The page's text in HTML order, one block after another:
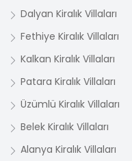
Dalyan Kiralık Villaları
Fethiye Kiralık Villaları
Kalkan Kiralık Villaları
Patara Kiralık Villaları
Üzümlü Kiralık Villaları
Belek Kiralık Villaları
Alanya Kiralık Villaları